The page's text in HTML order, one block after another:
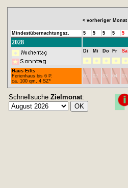
< vorheriger Monat
Mindestübernachtungsz. 5 5 5 5 5
2028
Di Mi Do Fr Sa
Haus Eilts
Ferienhaus bis 6 P.
ca. 100 qm, 4 SZ*
01 02 03 04 05
Schnellsuche Zielmonat: